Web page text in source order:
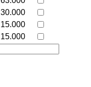
30.000
15.000
15.000